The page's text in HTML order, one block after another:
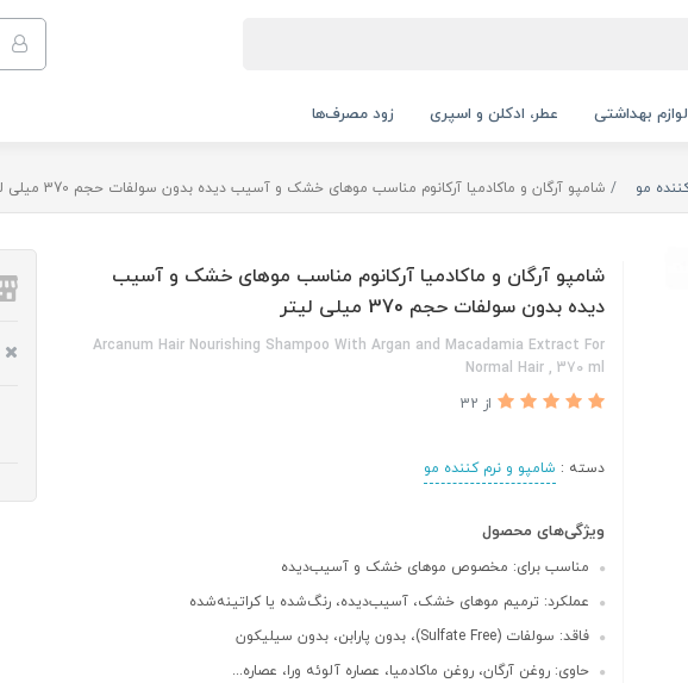
لوازم بهداشتی عطر، ادکلن و اسپری زود مصرف‌ها
مو شامپو آرگان و ماکادمیا آرکانوم مناسب موهای خشک و آسیب دیده بدون سولفات حجم 370 میلی لیتر
شامپو آرگان و ماکادمیا آرکانوم مناسب موهای خشک و آسیب
دیده بدون سولفات حجم 370 میلی لیتر
Arcanum Hair Nourishing Shampoo With Argan and Macadamia Extract For
Normal Hair , 370 ml
از 32
دسته : شامپو و نرم کننده مو
ویژگی‌های محصول
مناسب برای: مخصوص موهای خشک و آسیب‌دیده
عملکرد: ترمیم موهای خشک، آسیب‌دیده، رنگ‌شده یا کراتینه‌شده
فاقد: سولفات (Sulfate Free)، بدون پارابن، بدون سیلیکون
حاوی: روغن آرگان، روغن ماکادمیا، عصاره آلوئه ورا، عصاره...